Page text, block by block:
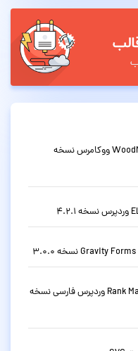
قالب فروشگاهی چندمنظوره وودمارت WoodMart ووکامرس نسخه
دانلود افزونه سئو حرفه ای رنک مث Rank Math Pro وردپرس فارسی نسخه